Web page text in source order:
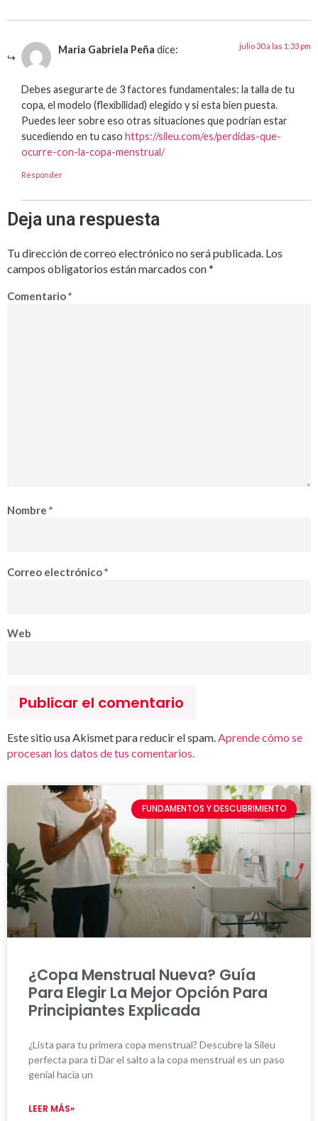
Maria Gabriela Peña dice: julio 30 a las 1:33 pm
Debes asegurarte de 3 factores fundamentales: la talla de tu
copa, el modelo (flexibilidad) elegido y si esta bien puesta.
Puedes leer sobre eso otras situaciones que podrían estar
sucediendo en tu caso https://sileu.com/es/perdidas-que-
ocurre-con-la-copa-menstrual/
Responder
Deja una respuesta
Tu dirección de correo electrónico no será publicada. Los
campos obligatorios están marcados con*
Comentario*
Nombre *
Correo electrónico*
Web
Este sitio usa Akismet para reducir el spam.Aprende cómo se
procesan los datos de tus comentarios.
FUNDAMENTOS Y DESCUBRIMIENTO
¿Copa Menstrual Nueva? Guía
Para Elegir La Mejor Opción Para
Principiantes Explicada
¿Lista para tu primera copa menstrual? Descubre la Sileu
perfecta para ti Dar el salto a la copa menstrual es un paso
genial hacia un
LEER MÁS»